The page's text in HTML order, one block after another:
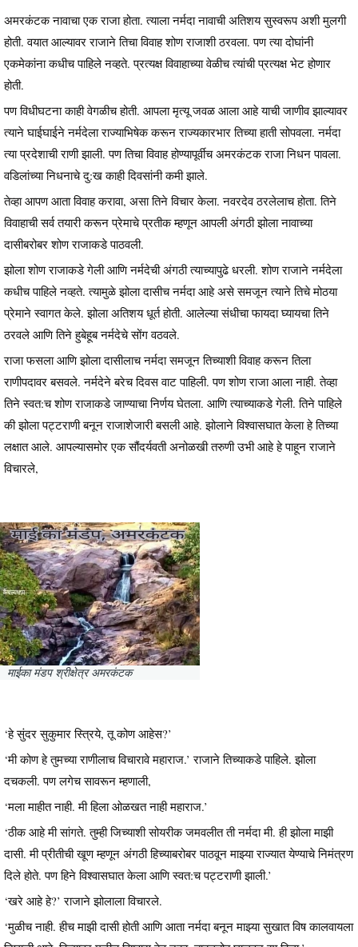
अमरकंटक नावाचा एक राजा होता. त्याला नर्मदा नावाची अतिशय सुस्वरूप अशी मुलगी
होती. वयात आल्यावर राजाने तिचा विवाह शोण राजाशी ठरवला. पण त्या दोघांनी
एकमेकांना कधीच पाहिले नव्हते. प्रत्यक्ष विवाहाच्या वेळीच त्यांची प्रत्यक्ष भेट होणार
होती.
पण विधीघटना काही वेगळीच होती. आपला मृत्यू जवळ आला आहे याची जाणीव झाल्यावर
त्याने घाईघाईने नर्मदेला राज्याभिषेक करून राज्यकारभार तिच्या हाती सोपवला. नर्मदा
त्या प्रदेशाची राणी झाली. पण तिचा विवाह होण्यापूर्वीच अमरकंटक राजा निधन पावला.
वडिलांच्या निधनाचे दु:ख काही दिवसांनी कमी झाले.
तेव्हा आपण आता विवाह करावा, असा तिने विचार केला. नवरदेव ठरलेलाच होता. तिने
विवाहाची सर्व तयारी करून प्रेमाचे प्रतीक म्हणून आपली अंगठी झोला नावाच्या
दासीबरोबर शोण राजाकडे पाठवली.
झोला शोण राजाकडे गेली आणि नर्मदेची अंगठी त्याच्यापुढे धरली. शोण राजाने नर्मदेला
कधीच पाहिले नव्हते. त्यामुळे झोला दासीच नर्मदा आहे असे समजून त्याने तिचे मोठया
प्रेमाने स्वागत केले. झोला अतिशय धूर्त होती. आलेल्या संधीचा फायदा घ्यायचा तिने
ठरवले आणि तिने हुबेहूब नर्मदेचे सोंग वठवले.
राजा फसला आणि झोला दासीलाच नर्मदा समजून तिच्याशी विवाह करून तिला
राणीपदावर बसवले. नर्मदेने बरेच दिवस वाट पाहिली. पण शोण राजा आला नाही. तेव्हा
तिने स्वत:च शोण राजाकडे जाण्याचा निर्णय घेतला. आणि त्याच्याकडे गेली. तिने पाहिले
की झोला पट्टराणी बनून राजाशेजारी बसली आहे. झोलाने विश्वासघात केला हे तिच्या
लक्षात आले. आपल्यासमोर एक सौंदर्यवती अनोळखी तरुणी उभी आहे हे पाहून राजाने
विचारले,
माईका मंडप श्रीक्षेत्र अमरकंटक
‘हे सुंदर सुकुमार स्त्रिये, तू कोण आहेस?’
‘मी कोण हे तुमच्या राणीलाच विचारावे महाराज.’ राजाने तिच्याकडे पाहिले. झोला
दचकली. पण लगेच सावरून म्हणाली,
‘मला माहीत नाही. मी हिला ओळखत नाही महाराज.’
‘ठीक आहे मी सांगते. तुम्ही जिच्याशी सोयरीक जमवलीत ती नर्मदा मी. ही झोला माझी
दासी. मी प्रीतीची खूण म्हणून अंगठी हिच्याबरोबर पाठवून माझ्या राज्यात येण्याचे निमंत्रण
दिले होते. पण हिने विश्वासघात केला आणि स्वत:च पट्टराणी झाली.’
‘खरे आहे हे?’ राजाने झोलाला विचारले.
‘मुळीच नाही. हीच माझी दासी होती आणि आता नर्मदा बनून माझ्या सुखात विष कालवायला